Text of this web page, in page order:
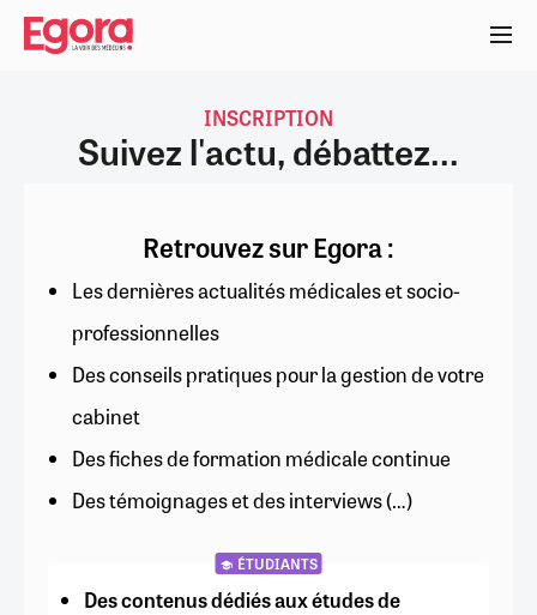
Aller
contenu
INSCRIPTION
Suivez l'actu, débattez...
Retrouvez sur Egora :
Les dernières actualités médicales et socio-
professionnelles
Des conseils pratiques pour la gestion de votre
cabinet
Des fiches de formation médicale continue
Des témoignages et des interviews (…)
ÉTUDIANTS
Des contenus dédiés aux études de